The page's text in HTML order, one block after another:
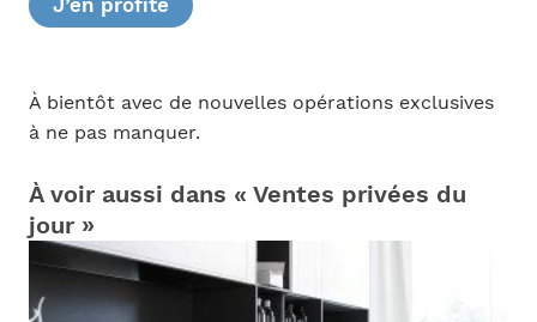
J’en profite
À bientôt avec de nouvelles opérations exclusives
à ne pas manquer.
À voir aussi dans « Ventes privées du
jour »